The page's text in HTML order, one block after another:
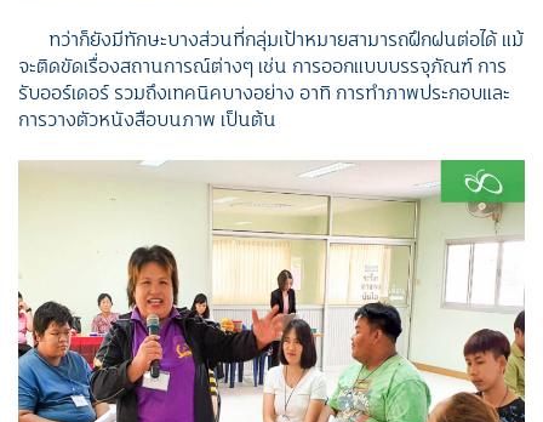
ทว่าก็ยังมีทักษะบางส่วนที่กลุ่มเป้าหมายสามารถฝึกฝนต่อได้ แม้
จะติดขัดเรื่องสถานการณ์ต่างๆ เช่น การออกแบบบรรจุภัณฑ์ การ
รับออร์เดอร์ รวมถึงเทคนิคบางอย่าง อาทิ การทำภาพประกอบและ
การวางตัวหนังสือบนภาพ เป็นต้น